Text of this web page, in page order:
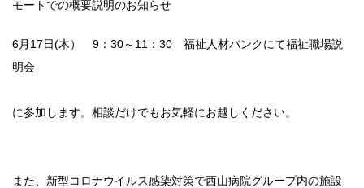
モートでの概要説明のお知らせ
6月17日(木） 9：30～11：30 福祉人材バンクにて福祉職場説
明会
に参加します。相談だけでもお気軽にお越しください。
また、新型コロナウイルス感染対策で西山病院グループ内の施設